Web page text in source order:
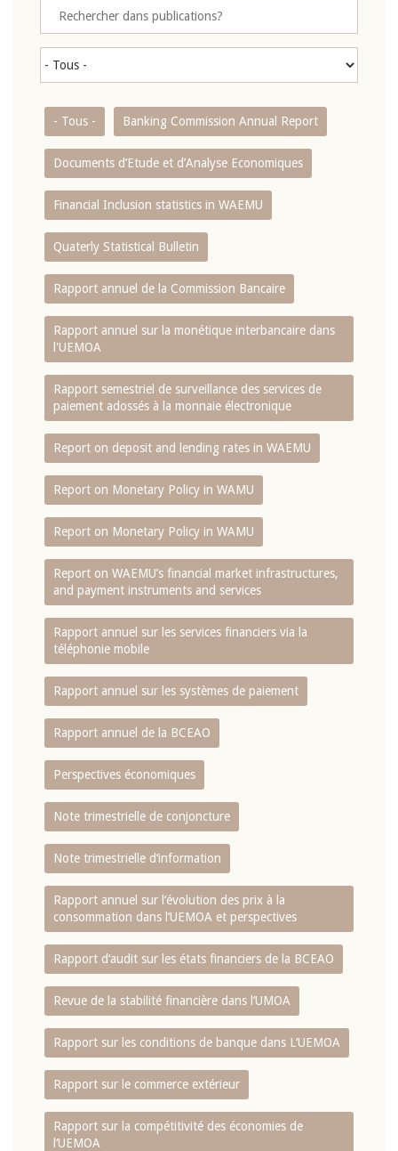
- Tous - Banking Commission Annual Report
Documents d’Etude et d’Analyse Economiques
Financial Inclusion statistics in WAEMU
Quaterly Statistical Bulletin
Rapport annuel de la Commission Bancaire
Rapport annuel sur la monétique interbancaire dans
l'UEMOA
Rapport semestriel de surveillance des services de
paiement adossés à la monnaie électronique
Report on deposit and lending rates in WAEMU
Report on Monetary Policy in WAMU
Report on Monetary Policy in WAMU
Report on WAEMU’s financial market infrastructures,
and payment instruments and services
Rapport annuel sur les services financiers via la
téléphonie mobile
Rapport annuel sur les systèmes de paiement
Rapport annuel de la BCEAO
Perspectives économiques
Note trimestrielle de conjoncture
Note trimestrielle d‘information
Rapport annuel sur l‘évolution des prix à la
consommation dans l‘UEMOA et perspectives
Rapport d‘audit sur les états financiers de la BCEAO
Revue de la stabilité financière dans l‘UMOA
Rapport sur les conditions de banque dans L‘UEMOA
Rapport sur le commerce extérieur
Rapport sur la compétitivité des économies de
l‘UEMOA